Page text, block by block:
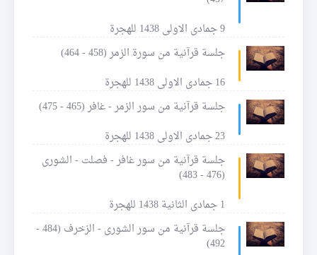
9 جمادى الاولى 1438 للهجرة
جلسة قرآنية من سورة الزمر (458 - 464)
16 جمادى الاولى 1438 للهجرة
جلسة قرآنية من سور الزمر - غافر (465 - 475)
23 جمادى الاولى 1438 للهجرة
جلسة قرآنية من سور غافر - فصلت - الشورى
(476 - 483)
1 جمادى الثانية 1438 للهجرة
جلسة قرآنية من سور الشورى - الزخرف (484 -
492)